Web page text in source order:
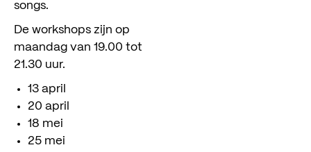
songs.
De workshops zijn op
maandag van 19.00 tot
21.30 uur.
13 april
20 april
18 mei
25 mei